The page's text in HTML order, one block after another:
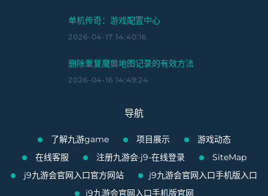
单机传奇：游戏配置中心
2026-04-17 14:40:16
删除重复魔兽地图记录的有效方法
2026-04-16 14:49:24
导航
了解九游game 项目展示
游戏动态
在线客服
注册九游会·j9-在线登录
SiteMap
j9九游会官网入口官方网站
j9九游会官网入口手机版入口
j9九游会官网入口手机版官网